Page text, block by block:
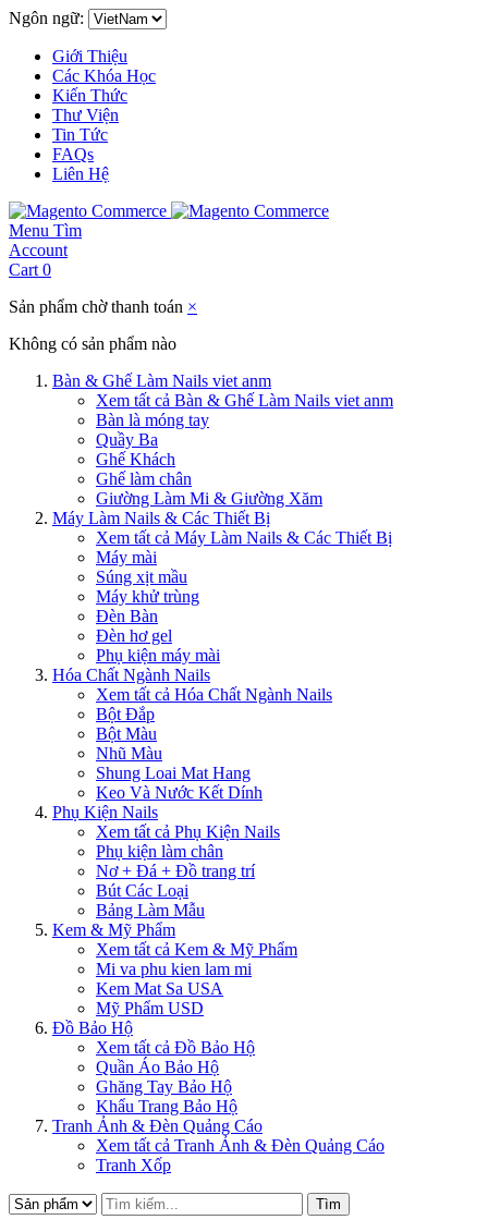
Ngôn ngữ:
Giới Thiệu
Các Khóa Học
Kiến Thức
Thư Viện
Tin Tức
FAQs
Liên Hệ
Menu Tìm
Account
Cart 0
Sản phẩm chờ thanh toán ×
Không có sản phẩm nào
Bàn & Ghế Làm Nails viet anm
Xem tất cả Bàn & Ghế Làm Nails viet anm
Bàn là móng tay
Quầy Ba
Ghế Khách
Ghế làm chân
Giường Làm Mi & Giường Xăm
Máy Làm Nails & Các Thiết Bị
Xem tất cả Máy Làm Nails & Các Thiết Bị
Máy mài
Súng xịt mầu
Máy khử trùng
Đèn Bàn
Đèn hơ gel
Phụ kiện máy mài
Hóa Chất Ngành Nails
Xem tất cả Hóa Chất Ngành Nails
Bột Đắp
Bột Màu
Nhũ Màu
Shung Loai Mat Hang
Keo Và Nước Kết Dính
Phụ Kiện Nails
Xem tất cả Phụ Kiện Nails
Phụ kiện làm chân
Nơ + Đá + Đồ trang trí
Bút Các Loại
Bảng Làm Mẫu
Kem & Mỹ Phẩm
Xem tất cả Kem & Mỹ Phẩm
Mi va phu kien lam mi
Kem Mat Sa USA
Mỹ Phẩm USD
Đồ Bảo Hộ
Xem tất cả Đồ Bảo Hộ
Quần Áo Bảo Hộ
Ghăng Tay Bảo Hộ
Khẩu Trang Bảo Hộ
Tranh Ảnh & Đèn Quảng Cáo
Xem tất cả Tranh Ảnh & Đèn Quảng Cáo
Tranh Xốp
Tìm